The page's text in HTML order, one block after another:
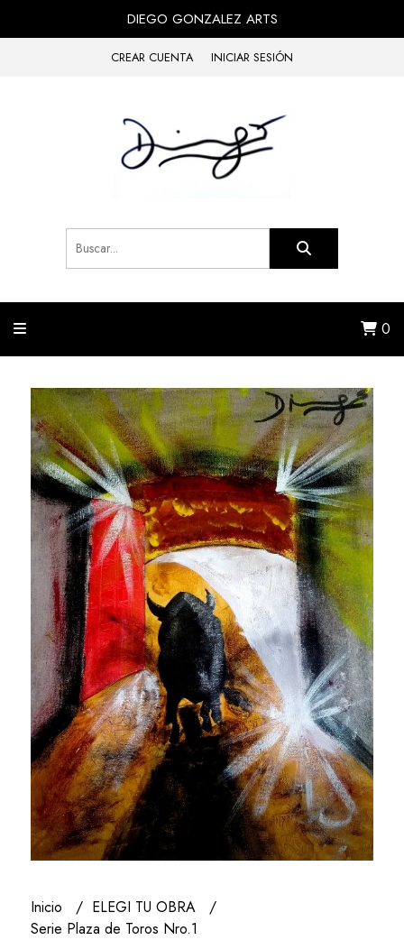
DIEGO GONZALEZ ARTS
CREAR CUENTA INICIAR SESIÓN
0
Inicio
ELEGI TU OBRA
Serie Plaza de Toros Nro.1